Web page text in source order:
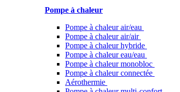
Pompe à chaleur
Pompe à chaleur air/eau
Pompe à chaleur air/air
Pompe à chaleur hybride
Pompe à chaleur​ eau/eau
Pompe à chaleur monobloc
Pompe à chaleur connectée
Aérothermie